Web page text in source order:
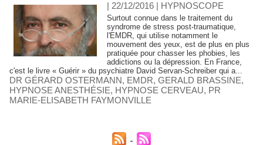
| 22/12/2016 | HYPNOSCOPE
Surtout connue dans le traitement du
syndrome de stress post-traumatique,
l'EMDR, qui utilise notamment le
mouvement des yeux, est de plus en plus
pratiquée pour chasser les phobies, les
addictions ou la dépression. En France,
c'est le livre « Guérir » du psychiatre David Servan-Schreiber qui a...
DR GÉRARD OSTERMANN, EMDR, GERALD BRASSINE,
HYPNOSE ANESTHÉSIE, HYPNOSE CERVEAU, PR
MARIE-ELISABETH FAYMONVILLE